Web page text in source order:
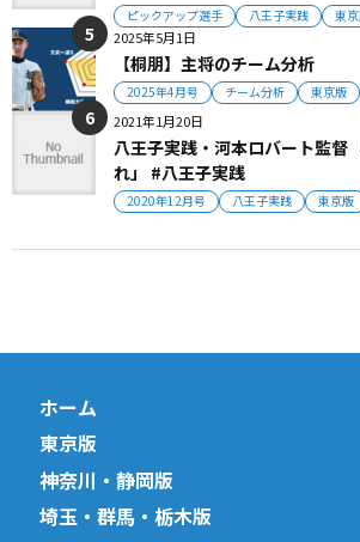
ピックアップ選手 八王子実践 東
2025年5月1日
【桐朋】主将のチーム分析
2025年4月号 チーム分析 東京版
2021年1月20日
八王子実践・河本ロバート監督
れ」 #八王子実践
2020年12月号 八王子実践 東京版
ホーム
東京版
神奈川・静岡版
埼玉・群馬・栃木版